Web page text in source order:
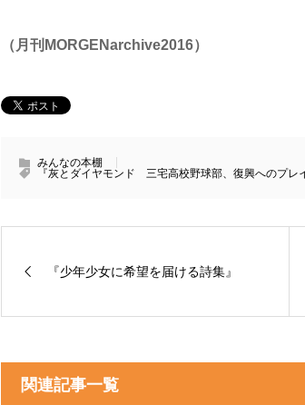
（月刊MORGENarchive2016）
みんなの本棚
『灰とダイヤモンド 三宅高校野球部、復興へのプレ
『少年少女に希望を届ける詩集』
関連記事一覧